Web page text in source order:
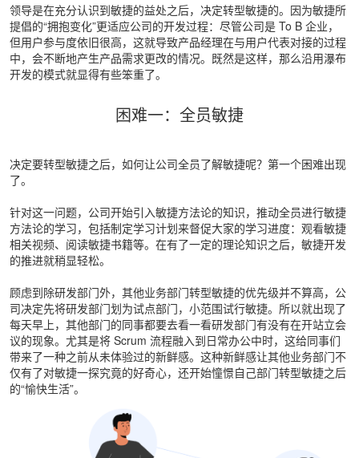
领导是在充分认识到敏捷的益处之后，决定转型敏捷的。因为敏捷所
提倡的“拥抱变化”更适应公司的开发过程：尽管公司是 To B 企业，
但用户参与度依旧很高，这就导致产品经理在与用户代表对接的过程
中，会不断地产生产品需求更改的情况。既然是这样，那么沿用瀑布
开发的模式就显得有些笨重了。
困难一：全员敏捷
决定要转型敏捷之后，如何让公司全员了解敏捷呢？第一个困难出现
了。
针对这一问题，公司开始引入敏捷方法论的知识，推动全员进行敏捷
方法论的学习，包括制定学习计划来督促大家的学习进度：观看敏捷
相关视频、阅读敏捷书籍等。在有了一定的理论知识之后，敏捷开发
的推进就稍显轻松。
顾虑到除研发部门外，其他业务部门转型敏捷的优先级并不算高，公
司决定先将研发部门划为试点部门，小范围试行敏捷。所以就出现了
每天早上，其他部门的同事都要去看一看研发部门有没有在开站立会
议的现象。尤其是将 Scrum 流程融入到日常办公中时，这给同事们
带来了一种之前从未体验过的新鲜感。这种新鲜感让其他业务部门不
仅有了对敏捷一探究竟的好奇心，还开始憧憬自己部门转型敏捷之后
的“愉快生活”。